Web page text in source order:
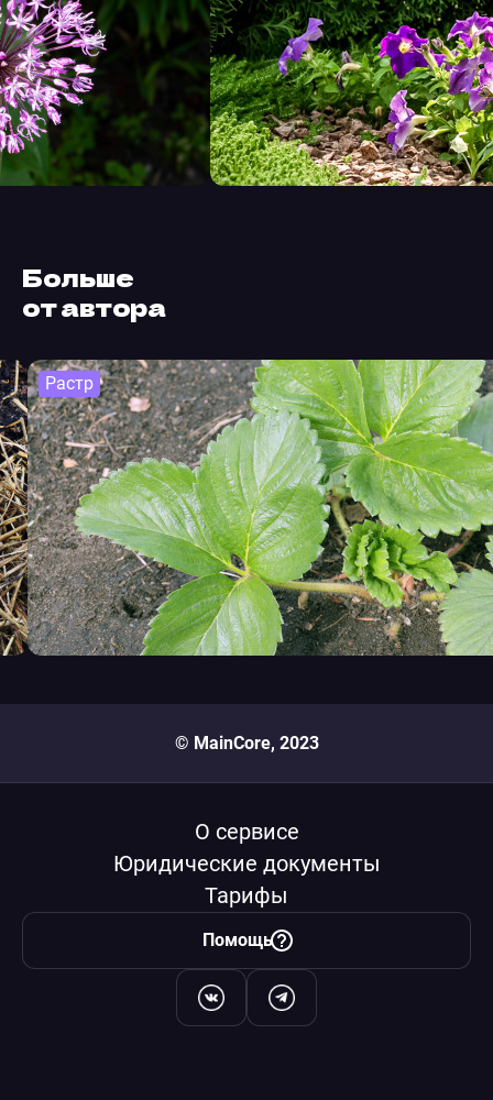
Больше
от автора
Растр
© MainCore, 2023
О сервисе
Юридические документы
Тарифы
Помощь